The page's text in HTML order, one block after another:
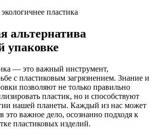
альтернатива
упаковке
— это важный инструмент,
с пластиковым загрязнением. Знание и
позволяют не только правильно
пластик, но и способствуют
нашей планеты. Каждый из нас может
это важное дело, осознанно подходя к
пластиковых изделий.